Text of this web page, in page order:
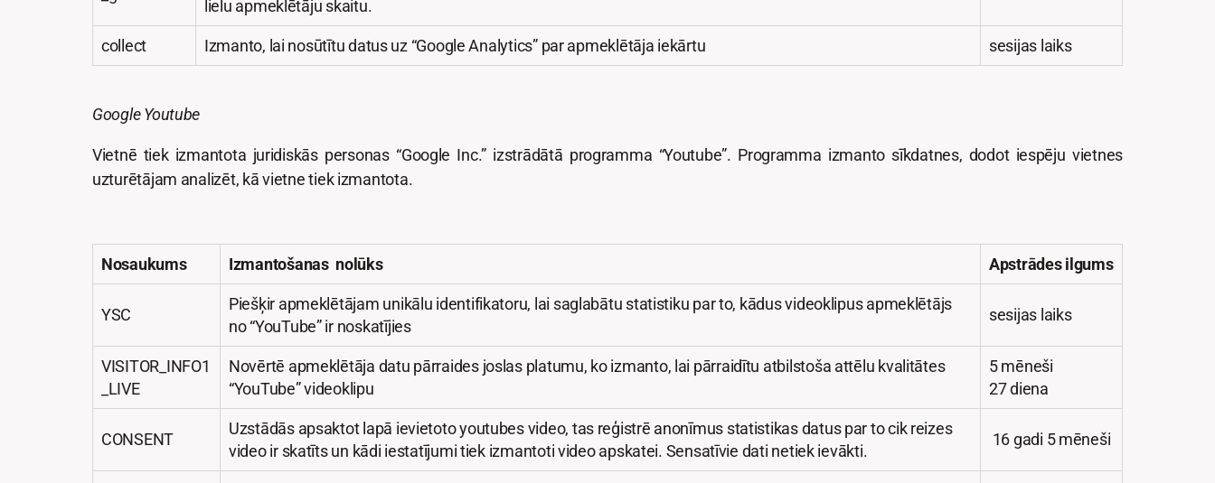
lielu apmeklētāju skaitu.
collect Izmanto, lai nosūtītu datus uz “Google Analytics” par apmeklētāja iekārtu sesijas laiks
Google Youtube
Vietnē tiek izmantota juridiskās personas “Google Inc.” izstrādātā programma “Youtube”. Programma izmanto sīkdatnes, dodot iespēju vietnes
uzturētājam analizēt, kā vietne tiek izmantota.
Nosaukums Izmantošanas nolūks Apstrādes ilgums
YSC
Piešķir apmeklētājam unikālu identifikatoru, lai saglabātu statistiku par to, kādus videoklipus apmeklētājs
no “YouTube” ir noskatījies
sesijas laiks
VISITOR_INFO1
_LIVE
Novērtē apmeklētāja datu pārraides joslas platumu, ko izmanto, lai pārraidītu atbilstoša attēlu kvalitātes
“YouTube” videoklipu
5 mēneši
27 diena
CONSENT
Uzstādās apsaktot lapā ievietoto youtubes video, tas reģistrē anonīmus statistikas datus par to cik reizes
video ir skatīts un kādi iestatījumi tiek izmantoti video apskatei. Sensatīvie dati netiek ievākti.
16 gadi 5 mēneši